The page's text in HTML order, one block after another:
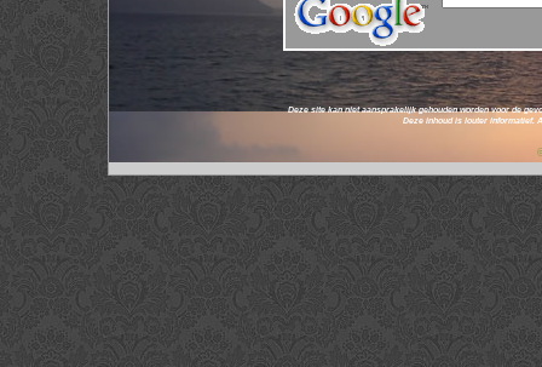
Deze site kan niet aansprakelijk gehouden worden voor de
Deze inhoud is louter informatief.